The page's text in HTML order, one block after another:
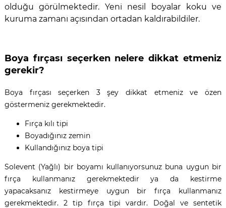
olduğu görülmektedir. Yeni nesil boyalar koku ve
kuruma zamanı açısından ortadan kaldırabildiler.
Boya fırçası seçerken nelere dikkat etmeniz
gerekir?
Boya fırçası seçerken 3 şey dikkat etmeniz ve özen
göstermeniz gerekmektedir.
Fırça kılı tipi
Boyadığınız zemin
Kullandığınız boya tipi
Solevent (Yağlı) bir boyamı kullanıyorsunuz buna uygun bir
fırça kullanmanız gerekmektedir ya da kestirme
yapacaksanız kestirmeye uygun bir fırça kullanmanız
gerekmektedir. 2 tip fırça tipi vardır. Doğal ve sentetik